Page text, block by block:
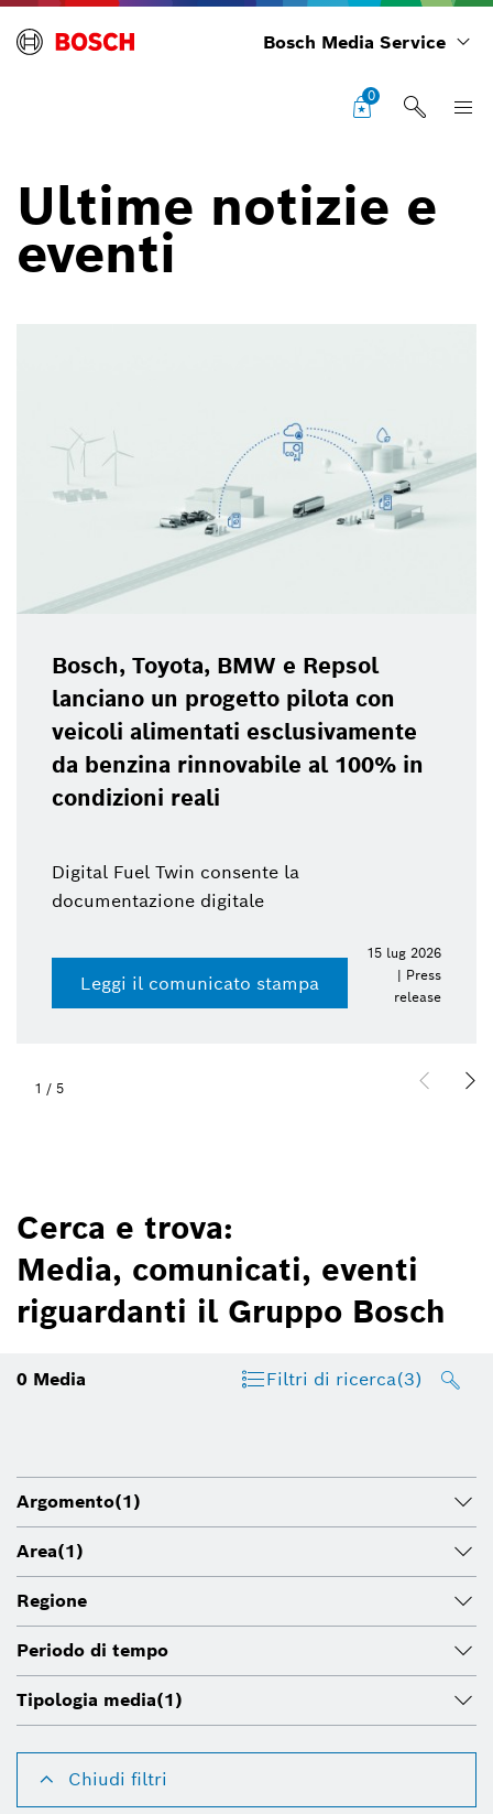
Bosch Media Service
0
Ultime notizie e
eventi
Bosch, Toyota, BMW e Repsol
lanciano un progetto pilota con
veicoli alimentati esclusivamente
da benzina rinnovabile al 100% in
condizioni reali
Digital Fuel Twin consente la
documentazione digitale
Leggi il comunicato stampa
15 lug 2026
| Press
release
1 / 5
Cerca e trova:
Media, comunicati, eventi
riguardanti il Gruppo Bosch
0 Media Filtri di ricerca(3)
Argomento(1)
Area(1)
Regione
Periodo di tempo
Tipologia media(1)
Chiudi filtri